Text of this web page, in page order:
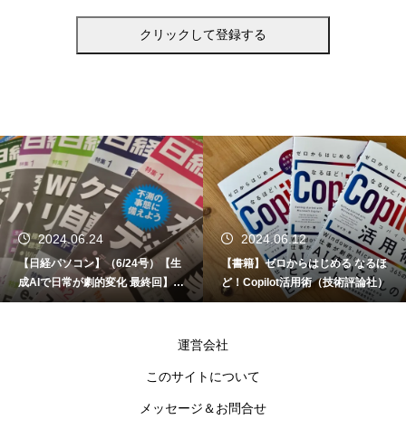
2024.06.24
【日経パソコン】（6/24号）【生
成AIで日常が劇的変化 最終回】 A
I時代のアプリケーション／サービ
2024.06.12
【書籍】ゼロからはじめる なるほ
ど！Copilot活用術（技術評論社）
運営会社
このサイトについて
メッセージ＆お問合せ